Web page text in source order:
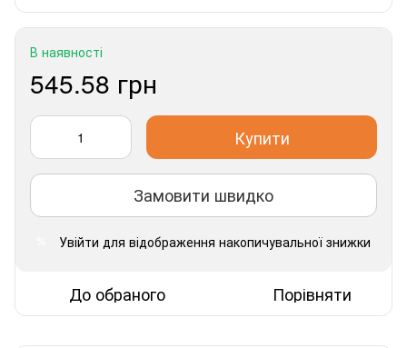
В наявності
545.58 грн
Купити
Замовити швидко
Увійти для відображення накопичувальної знижки
До обраного Порівняти